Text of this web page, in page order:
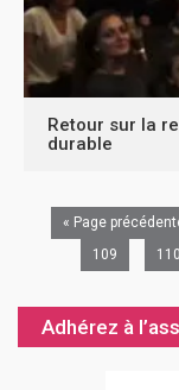
Retour sur la
durable
« Page
109
110
Adhérez à